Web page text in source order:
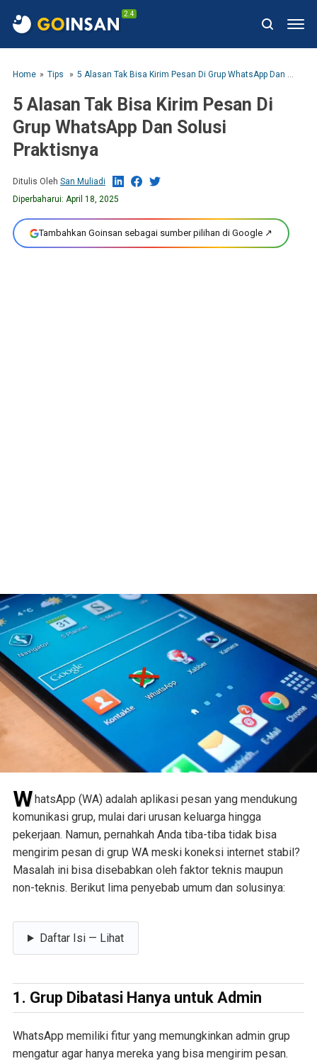
2.4
Home Tips 5 Alasan Tak Bisa Kirim Pesan Di Grup WhatsApp Dan Solusi Praktisnya
5 Alasan Tak Bisa Kirim Pesan Di
Grup WhatsApp Dan Solusi
Praktisnya
Ditulis Oleh San Muliadi
Diperbaharui: April 18, 2025
Tambahkan Goinsan sebagai sumber pilihan di Google ↗
WhatsApp (WA) adalah aplikasi pesan yang mendukung
komunikasi grup, mulai dari urusan keluarga hingga
pekerjaan. Namun, pernahkah Anda tiba-tiba tidak bisa
mengirim pesan di grup WA meski koneksi internet stabil?
Masalah ini bisa disebabkan oleh faktor teknis maupun
non-teknis. Berikut lima penyebab umum dan solusinya:
Daftar Isi — Lihat
1. Grup Dibatasi Hanya untuk Admin
WhatsApp memiliki fitur yang memungkinkan admin grup
mengatur agar hanya mereka yang bisa mengirim pesan.